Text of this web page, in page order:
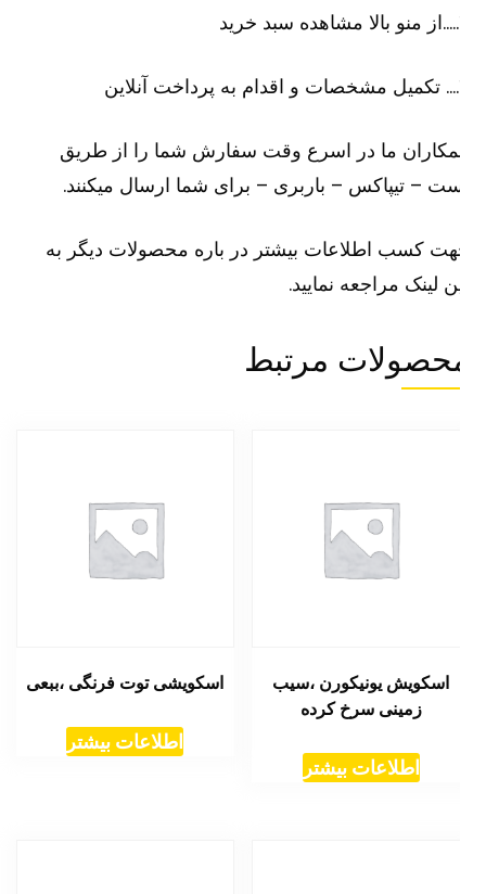
ما در اسرع وقت سفارش شما را از طریق
– تیپاکس – باربری – برای شما ارسال میکنند.
کسب اطلاعات بیشتر در باره محصولات دیگر به
لینک مراجعه نمایید.
مرتبط
اسکویش یونیکورن ،سیب
زمینی سرخ کرده
اطلاعات بیشتر
اسکویشی توت فرنگی ،ببعی
اطلاعات بیشتر